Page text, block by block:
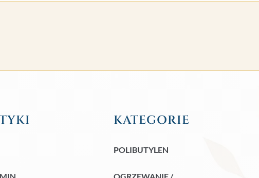
KATEGORIE
POLIBUTYLEN
OGRZEWANIE /